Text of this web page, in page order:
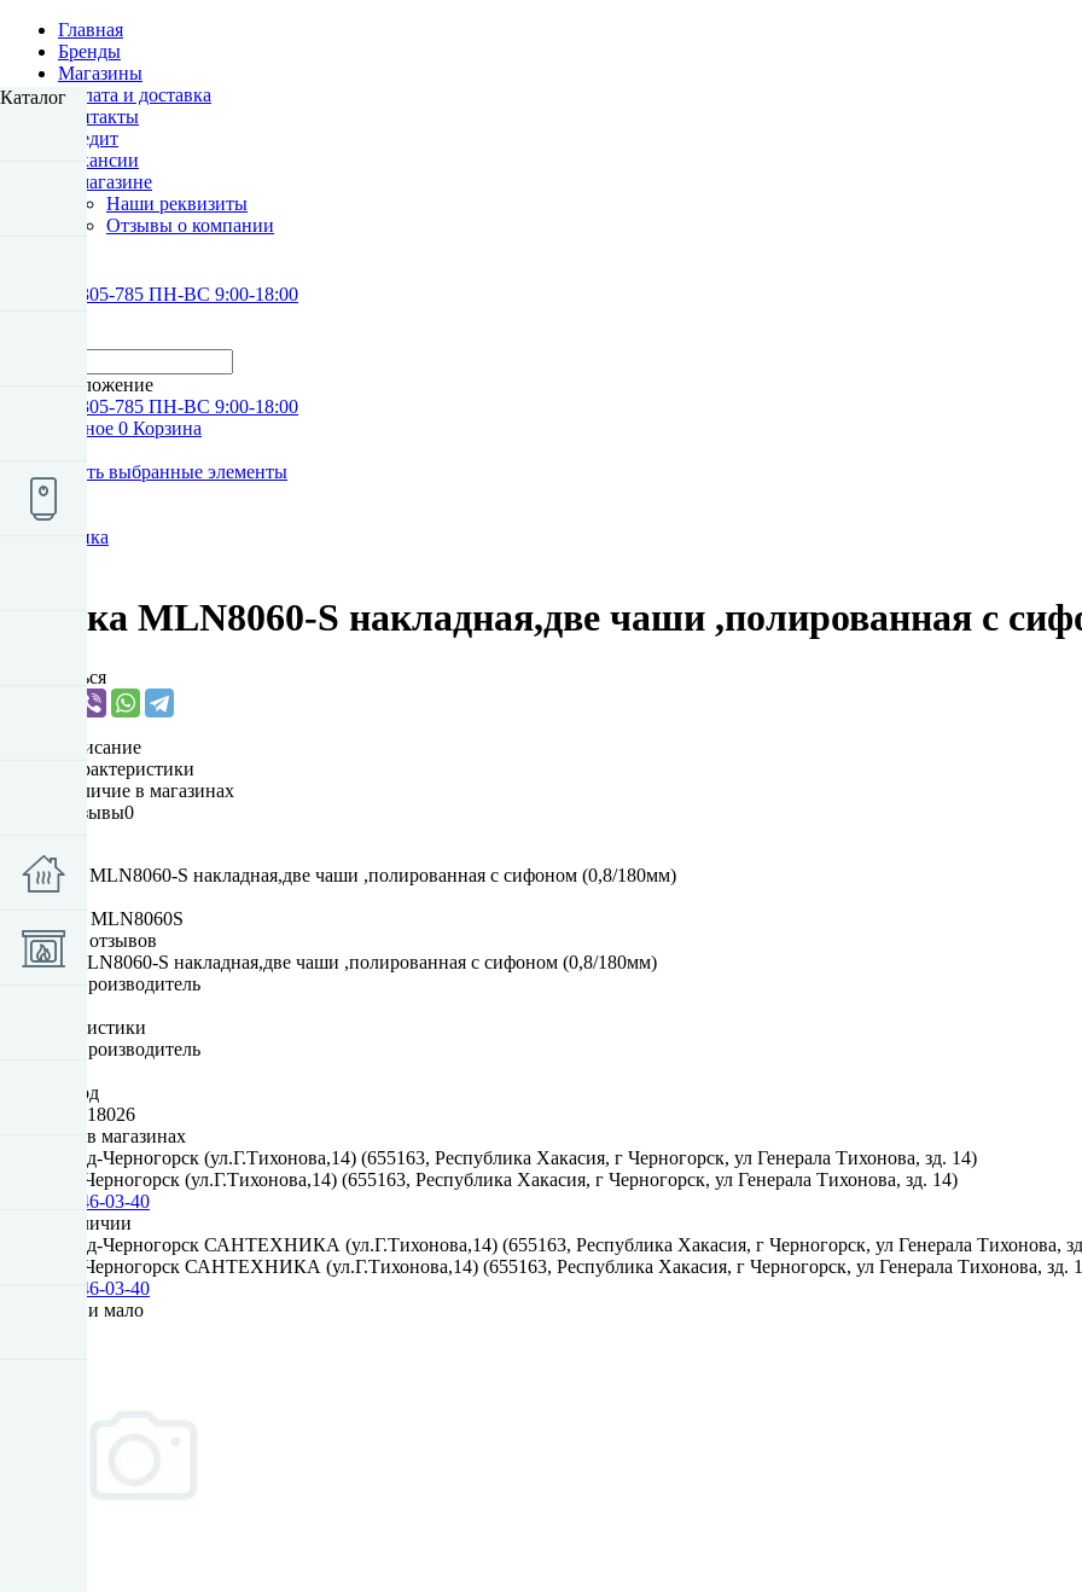
Главная
Бренды
Магазины
Оплата и доставка
Контакты
Кредит
Вакансии
О магазине
Наши реквизиты
Отзывы о компании
305-785 ПН-ВС 9:00-18:00
Местоположение
305-785 ПН-ВС 9:00-18:00
Избранное 0 Корзина
Каталог
Сравнить выбранные элементы
Главная
Каталог
Сантехника
Мойка MLN8060-S накладная,две чаши ,полированная с
Поделиться
Описание
Характеристики
Наличие в магазинах
Отзывы0
MLN8060S
Пока нет отзывов
Мойка MLN8060-S накладная,две чаши ,полированная с сифоном (0,8/180мм)
Бренд / Производитель
Характеристики
Бренд / Производитель
ШтрихКод
4680603818026
Наличие в магазинах
*Каскад-Черногорск (ул.Г.Тихонова,14) (655163, Республика Хакасия, г Черногорск, ул Генерала Тихонова, зд. 14)
8 (913) 446-03-40
Нет в наличии
*Каскад-Черногорск САНТЕХНИКА (ул.Г.Тихонова,14) (655163, Республика Хакасия, г Черногорск, ул Генерала Тихонова, зд.
8 (913) 446-03-40
В наличии мало